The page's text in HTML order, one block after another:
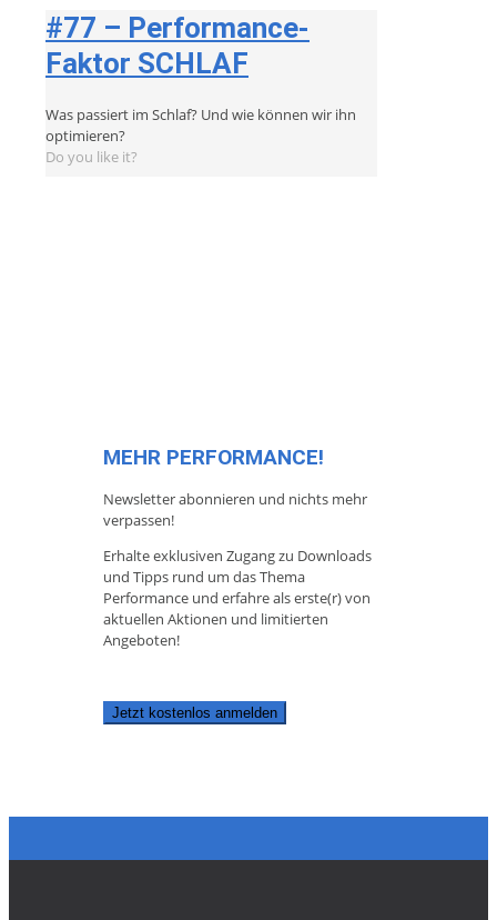
#77 – Performance-
Faktor SCHLAF
Was passiert im Schlaf? Und wie können wir ihn
optimieren?
Do you like it?
MEHR PERFORMANCE!
Newsletter abonnieren und nichts mehr
verpassen!
Erhalte exklusiven Zugang zu Downloads
und Tipps rund um das Thema
Performance und erfahre als erste(r) von
aktuellen Aktionen und limitierten
Angeboten!
Jetzt kostenlos anmelden